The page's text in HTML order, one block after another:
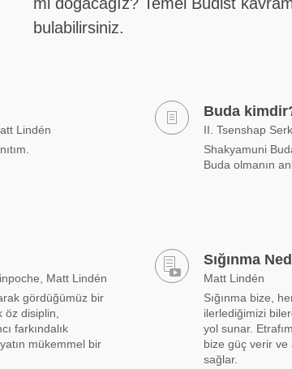
bulabilirsiniz.
Lindén
Buda
II. Tsenshap
Shakyamuni
Buda olmanın
Matt Lindén
gördüğümüz bir
disiplin,
farkındalık
mükemmel bir
Sığınma
Matt Lindén
Sığınma bize,
ilerlediğimizi
yol sunar.
bize güç verir ve
sağlar.